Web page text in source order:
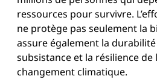
ressources pour survivre.
ne protège pas seulement la
assure également la
subsistance et la résilience de
changement climatique.